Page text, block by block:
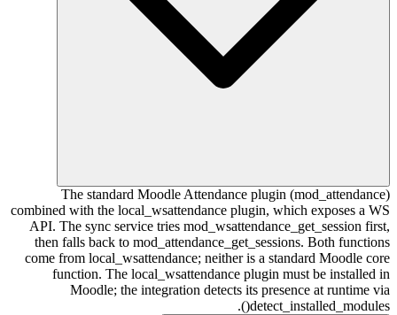
The standard Moodle Attendance plugin
combined with the local_wsattendance plugin, which
API. The sync service tries
then falls back to mod_attendance_get_sessions. Both
come from local_wsattendance; neither is a standard
function. The local_wsattendance plugin must be
Moodle; the integration detects its presence at